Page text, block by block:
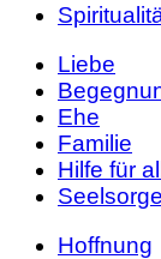
Liebe
Ehe
Familie
Hilfe für
Seelsorge
Hoffnung